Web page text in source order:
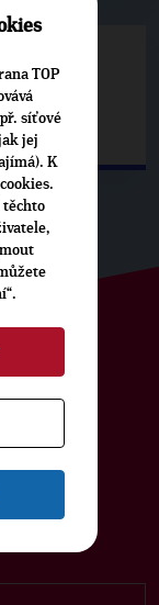
TOP
síťové
jej
K
těchto